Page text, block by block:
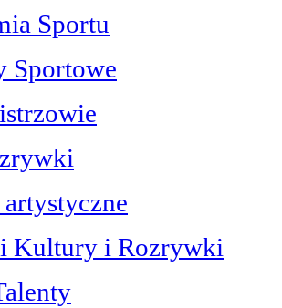
Sportu
Sportowe
Kultury i Rozrywki